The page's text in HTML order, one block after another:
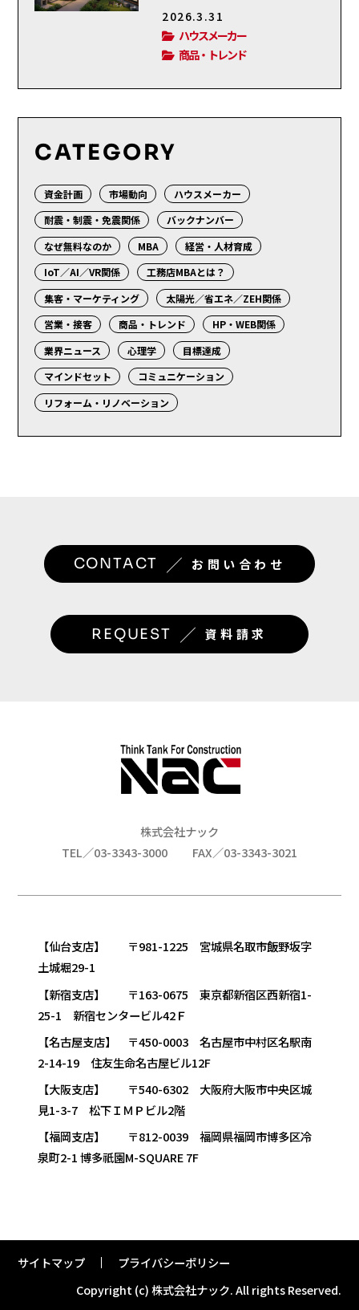
2026.3.31
ハウスメーカー
商品・トレンド
CATEGORY
資金計画 市場動向
ハウスメーカー
耐震・制震・免震関係
バックナンバー
なぜ無料なのか
MBA
経営・人材育成
IoT／AI／VR関係
工務店MBAとは？
集客・マーケティング
太陽光／省エネ／ZEH関係
営業・接客
商品・トレンド
HP・WEB関係
業界ニュース
心理学
目標達成
マインドセット
コミュニケーション
リフォーム・リノベーション
CONTACT ／ お問い合わせ
REQUEST ／ 資料請求
株式会社ナック
TEL／03-3343-3000
FAX／03-3343-3021
【仙台支店】 〒981-1225 宮城県名取市飯野坂字
土城堀29-1
【新宿支店】 〒163-0675 東京都新宿区西新宿1-
25-1 新宿センタービル42Ｆ
【名古屋支店】 〒450-0003 名古屋市中村区名駅南
2-14-19 住友生命名古屋ビル12F
【大阪支店】 〒540-6302 大阪府大阪市中央区城
見1-3-7 松下ＩＭＰビル2階
【福岡支店】 〒812-0039 福岡県福岡市博多区冷
泉町2-1 博多祇園M-SQUARE 7F
サイトマップ
プライバシーポリシー
Copyright (c) 株式会社ナック.All rights Reserved.